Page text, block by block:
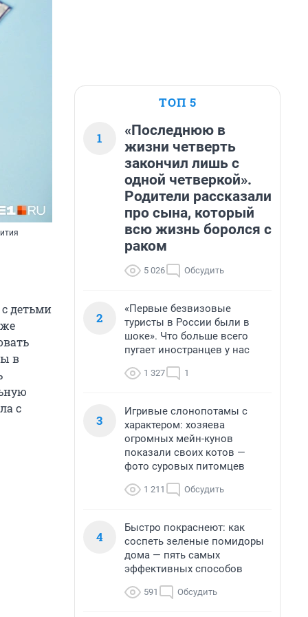
детьми
в
с
ТОП 5
1
«Последнюю в
жизни четверть
закончил лишь с
одной четверкой».
Родители рассказали
про сына, который
всю жизнь боролся с
раком
5 026 Обсудить
2
«Первые безвизовые
туристы в России были в
шоке». Что больше всего
пугает иностранцев у нас
1 327 1
3
Игривые слонопотамы с
характером: хозяева
огромных мейн-кунов
показали своих котов —
фото суровых питомцев
1 211 Обсудить
4
Быстро покраснеют: как
соспеть зеленые помидоры
дома — пять самых
эффективных способов
591 Обсудить